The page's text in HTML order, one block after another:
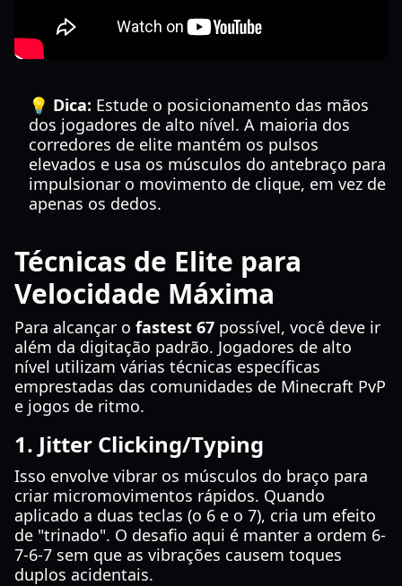
💡 Dica: Estude o posicionamento das mãos
dos jogadores de alto nível. A maioria dos
corredores de elite mantém os pulsos
elevados e usa os músculos do antebraço para
impulsionar o movimento de clique, em vez de
apenas os dedos.
Técnicas de Elite para
Velocidade Máxima
Para alcançar o fastest 67 possível, você deve ir
além da digitação padrão. Jogadores de alto
nível utilizam várias técnicas específicas
emprestadas das comunidades de Minecraft PvP
e jogos de ritmo.
1. Jitter Clicking/Typing
Isso envolve vibrar os músculos do braço para
criar micromovimentos rápidos. Quando
aplicado a duas teclas (o 6 e o 7), cria um efeito
de "trinado". O desafio aqui é manter a ordem 6-
7-6-7 sem que as vibrações causem toques
duplos acidentais.